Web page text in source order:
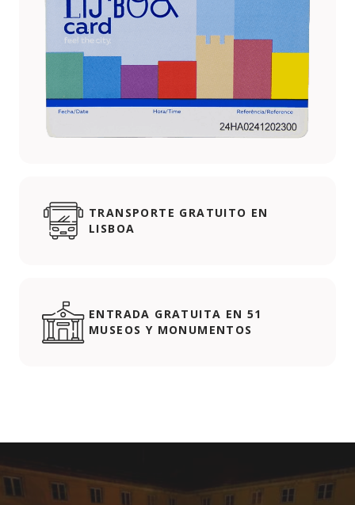
TRANSPORTE GRATUITO EN
LISBOA
ENTRADA GRATUITA EN 51
MUSEOS Y MONUMENTOS